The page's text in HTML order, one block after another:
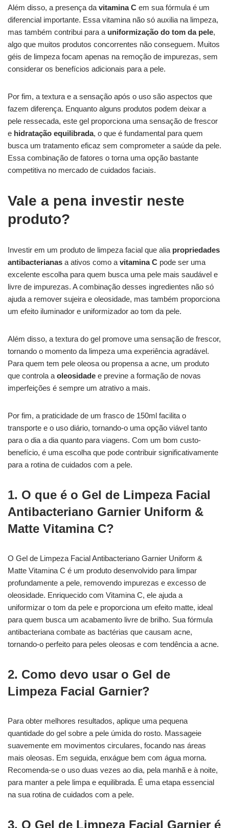
Além disso, a presença da vitamina C em sua fórmula é um
diferencial importante. Essa vitamina não só auxilia na limpeza,
mas também contribui para a uniformização do tom da pele,
algo que muitos produtos concorrentes não conseguem. Muitos
géis de limpeza focam apenas na remoção de impurezas, sem
considerar os benefícios adicionais para a pele.
Por fim, a textura e a sensação após o uso são aspectos que
fazem diferença. Enquanto alguns produtos podem deixar a
pele ressecada, este gel proporciona uma sensação de frescor
e hidratação equilibrada, o que é fundamental para quem
busca um tratamento eficaz sem comprometer a saúde da pele.
Essa combinação de fatores o torna uma opção bastante
competitiva no mercado de cuidados faciais.
Vale a pena investir neste
produto?
Investir em um produto de limpeza facial que alia propriedades
antibacterianas a ativos como a vitamina C pode ser uma
excelente escolha para quem busca uma pele mais saudável e
livre de impurezas. A combinação desses ingredientes não só
ajuda a remover sujeira e oleosidade, mas também proporciona
um efeito iluminador e uniformizador ao tom da pele.
Além disso, a textura do gel promove uma sensação de frescor,
tornando o momento da limpeza uma experiência agradável.
Para quem tem pele oleosa ou propensa a acne, um produto
que controla a oleosidade e previne a formação de novas
imperfeições é sempre um atrativo a mais.
Por fim, a praticidade de um frasco de 150ml facilita o
transporte e o uso diário, tornando-o uma opção viável tanto
para o dia a dia quanto para viagens. Com um bom custo-
benefício, é uma escolha que pode contribuir significativamente
para a rotina de cuidados com a pele.
1. O que é o Gel de Limpeza Facial
Antibacteriano Garnier Uniform &
Matte Vitamina C?
O Gel de Limpeza Facial Antibacteriano Garnier Uniform &
Matte Vitamina C é um produto desenvolvido para limpar
profundamente a pele, removendo impurezas e excesso de
oleosidade. Enriquecido com Vitamina C, ele ajuda a
uniformizar o tom da pele e proporciona um efeito matte, ideal
para quem busca um acabamento livre de brilho. Sua fórmula
antibacteriana combate as bactérias que causam acne,
tornando-o perfeito para peles oleosas e com tendência a acne.
2. Como devo usar o Gel de
Limpeza Facial Garnier?
Para obter melhores resultados, aplique uma pequena
quantidade do gel sobre a pele úmida do rosto. Massageie
suavemente em movimentos circulares, focando nas áreas
mais oleosas. Em seguida, enxágue bem com água morna.
Recomenda-se o uso duas vezes ao dia, pela manhã e à noite,
para manter a pele limpa e equilibrada. É uma etapa essencial
na sua rotina de cuidados com a pele.
3. O Gel de Limpeza Facial Garnier é